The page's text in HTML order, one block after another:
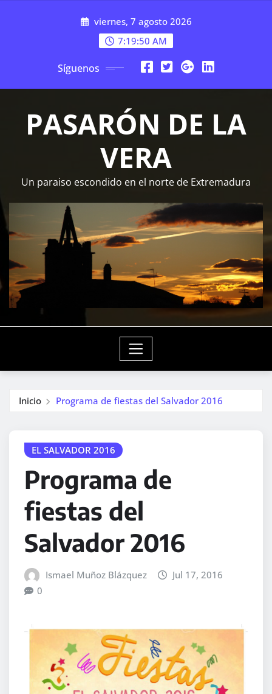
viernes, 7 agosto 2026
7:19:51 AM
Síguenos
PASARÓN DE LA
VERA
Un paraiso escondido en el norte de Extremadura
Inicio Programa de fiestas del Salvador 2016
EL SALVADOR 2016
Programa de
fiestas del
Salvador 2016
Ismael Muñoz Blázquez
Jul 17, 2016
0